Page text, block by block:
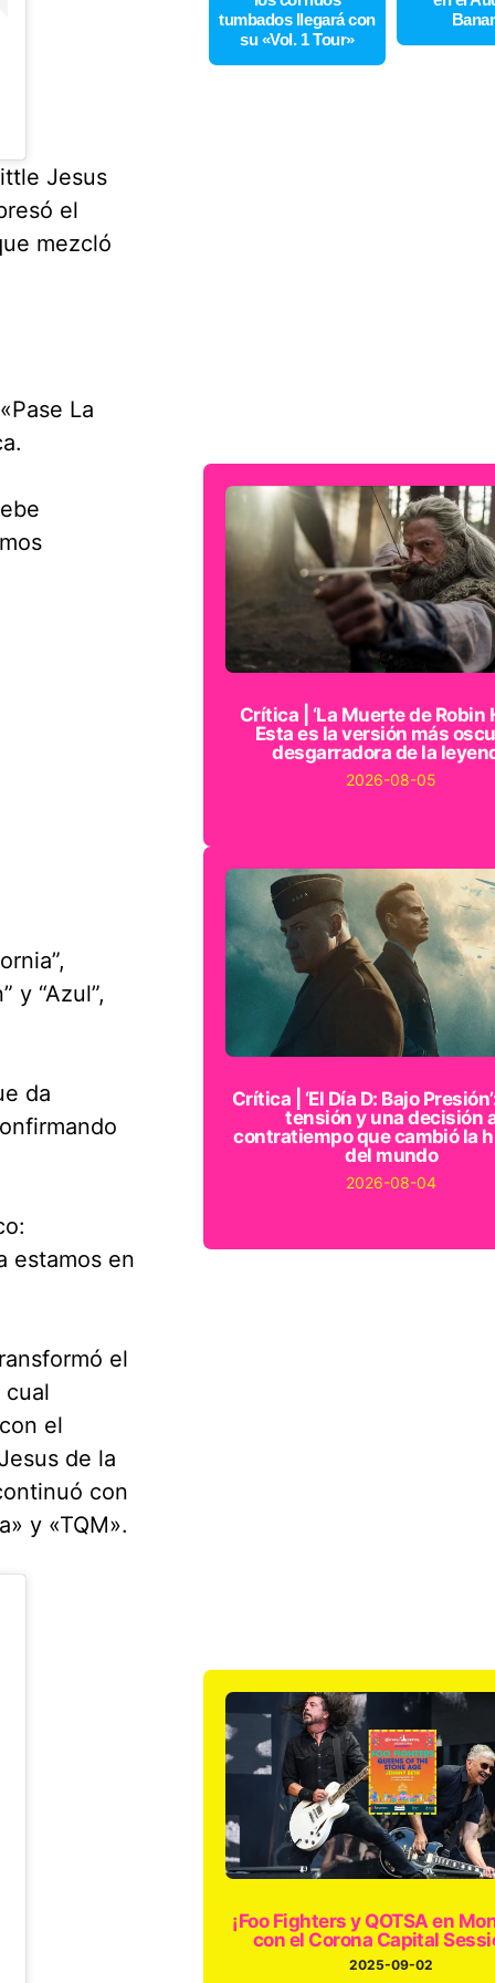
Jesus
el
mezcló
La
y “Azul”,
da
estamos en
el
cual
el
de la
con
y «TQM».
tumbados llegará con
su «Vol. 1 Tour»
Crítica | ‘La Muerte de Robin
Esta es la versión más
desgarradora de la
2026-08-05
Crítica | ‘El Día D: Bajo
tensión y una decisión
contratiempo que cambió la
del mundo
2026-08-04
¡Foo Fighters y QOTSA en
con el Corona Capital
2025-09-02